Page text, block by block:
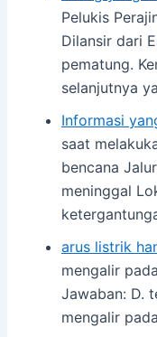
Pelukis
Dilansir dari
pematung.
selanjutnya
Informasi
saat
bencana
meninggal
arus listrik
mengalir
Jawaban: D.
mengalir